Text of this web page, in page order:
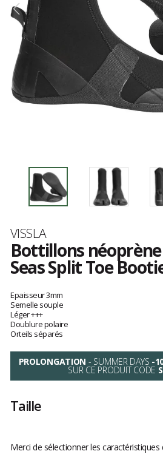
Marque
VISSLA
Bottillons
Seas Split Toe
avis
clients
Epaisseur 3mm
Semelle souple
Léger +++
Doublure polaire
Orteils séparés
PROLONGATION - SUMMER DAYS -
SUR CE PRODUIT CODE
Taille
Merci de sélectionner les caractéristiques